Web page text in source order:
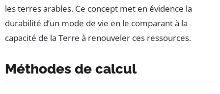
les terres arables. Ce concept met en évidence la
durabilité d’un mode de vie en le comparant à la
capacité de la Terre à renouveler ces ressources.
Méthodes de calcul